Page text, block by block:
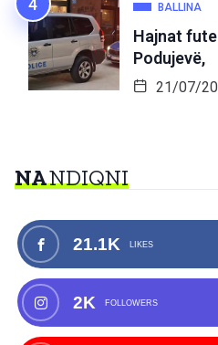
BALLINA
Hajnat
Podujevë,
21/07/
NANDIQNI
21.1K LIKES
2K FOLLOWERS